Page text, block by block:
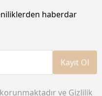
haberdar
Kayıt Ol
ve Gizlilik